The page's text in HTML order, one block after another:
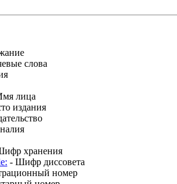
слова
лица
издания
хранения
- Шифр диссовета
номер